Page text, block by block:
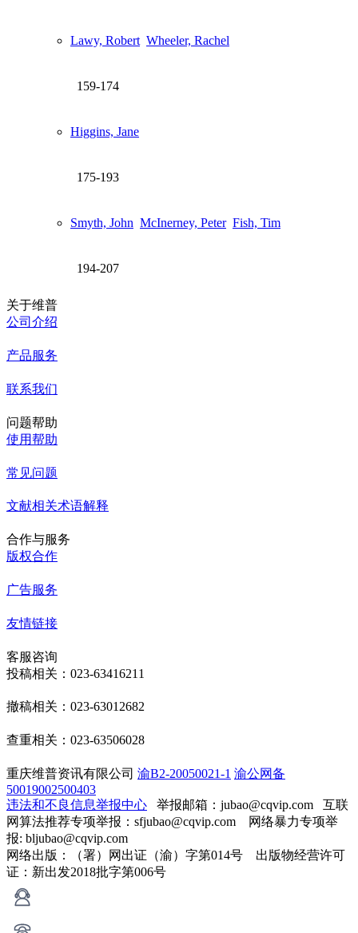
Lawy, Robert Wheeler, Rachel
159-174
Higgins, Jane
175-193
Smyth, John McInerney, Peter Fish, Tim
194-207
关于维普
公司介绍
产品服务
联系我们
问题帮助
使用帮助
常见问题
文献相关术语解释
合作与服务
版权合作
广告服务
友情链接
客服咨询
投稿相关：023-63416211
撤稿相关：023-63012682
查重相关：023-63506028
重庆维普资讯有限公司 渝B2-20050021-1 渝公网备
50019002500403
违法和不良信息举报中心 举报邮箱：jubao@cqvip.com 互联
网算法推荐专项举报：sfjubao@cqvip.com 网络暴力专项举
报: bljubao@cqvip.com
网络出版：（署）网出证（渝）字第014号 出版物经营许可
证：新出发2018批字第006号